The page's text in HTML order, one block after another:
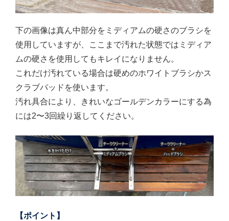
下の画像は真ん中部分をミディアムの硬さのブラシを
使用していますが、ここまで汚れた状態ではミディア
ムの硬さを使用してもキレイになりません。
これだけ汚れている場合は硬めのホワイトブラシかス
クラブパッドを使います。
汚れ具合により、きれいなゴールデンカラーにする為
には2〜3回繰り返してください。
【ポイント】